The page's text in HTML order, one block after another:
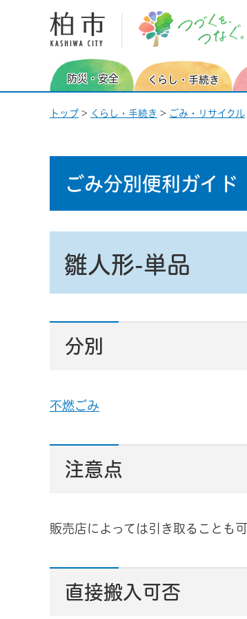
柏市 つづくを、つなぐ。
防災・安全 くらし・手続き
トップ > くらし・手続き > ごみ・リサイクル
ごみ分別便利ガイド
雛人形-単品
分別
不燃ごみ
注意点
販売店によっては引き取ることも可
直接搬入可否